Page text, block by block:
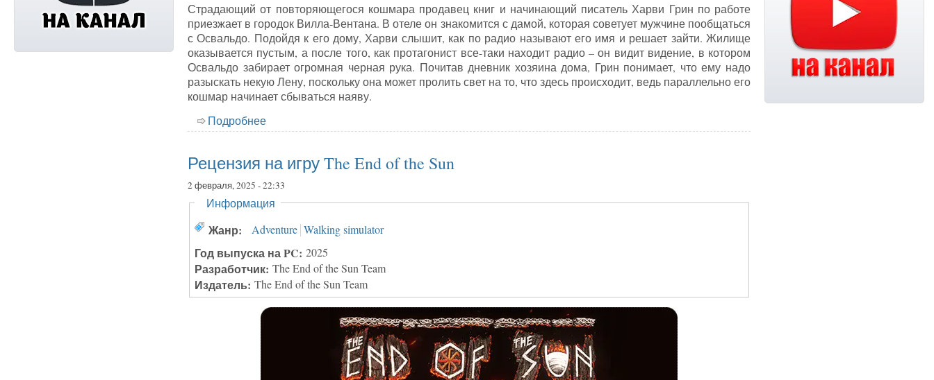
Страдающий от повторяющегося кошмара продавец книг и начинающий писатель Харви Грин по работе
приезжает в городок Вилла-Вентана. В отеле он знакомится с дамой, которая советует мужчине пообщаться
с Освальдо. Подойдя к его дому, Харви слышит, как по радио называют его имя и решает зайти. Жилище
оказывается пустым, а после того, как протагонист все-таки находит радио – он видит видение, в котором
Освальдо забирает огромная черная рука. Почитав дневник хозяина дома, Грин понимает, что ему надо
разыскать некую Лену, поскольку она может пролить свет на то, что здесь происходит, ведь параллельно его
кошмар начинает сбываться наяву.
Подробнее
Рецензия на игру The End of the Sun
2 февраля, 2025 - 22:33
Скрыть
Информация
Жанр: Adventure Walking simulator
Год выпуска на PC: 2025
Разработчик: The End of the Sun Team
Издатель: The End of the Sun Team